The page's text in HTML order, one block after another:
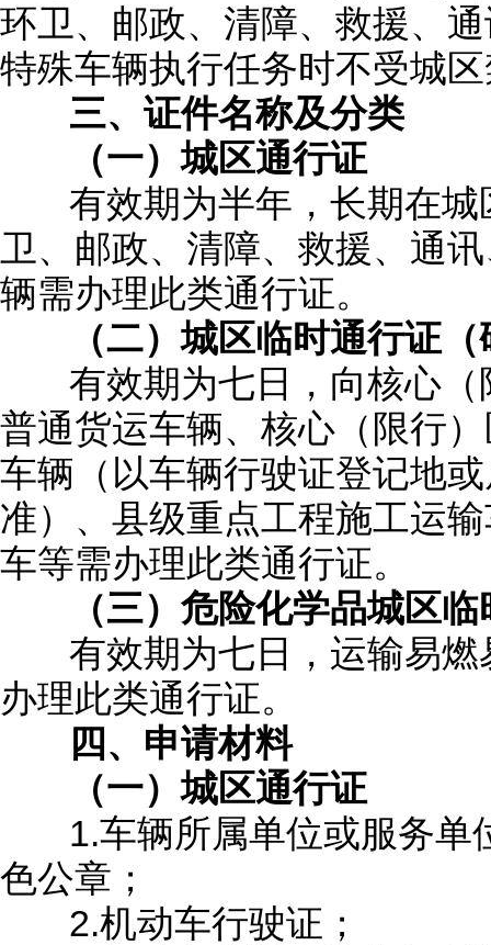
环卫、邮政、清障、救援、
特殊车辆执行任务时不受城
三、证件名称及分类
（一）城区通行证
有效期为半年，长期在城
卫、邮政、清障、救援、通
辆需办理此类通行证。
（二）城区临时通行证（
有效期为七日，向核心（
普通货运车辆、核心（限行
车辆（以车辆行驶证登记地
准）、县级重点工程施工运
车等需办理此类通行证。
（三）危险化学品城区
有效期为七日，运输易燃
办理此类通行证。
四、申请材料
（一）城区通行证
1.车辆所属单位或服务单
色公章；
2.机动车行驶证；